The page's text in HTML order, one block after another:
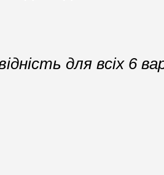
для всіх 6